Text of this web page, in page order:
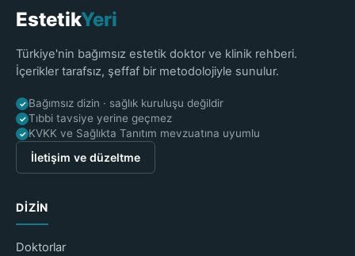
EstetikYeri
Türkiye'nin bağımsız estetik doktor ve klinik rehberi.
İçerikler tarafsız, şeffaf bir metodolojiyle sunulur.
✓ Bağımsız dizin · sağlık kuruluşu değildir
✓ Tıbbi tavsiye yerine geçmez
✓ KVKK ve Sağlıkta Tanıtım mevzuatına uyumlu
İletişim ve düzeltme
DIZIN
Doktorlar